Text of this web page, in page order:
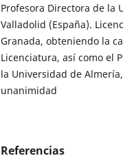
Profesora Directora de la
Valladolid (España).
Granada, obteniendo la
Licenciatura, así como el
la Universidad de
unanimidad
Referencias